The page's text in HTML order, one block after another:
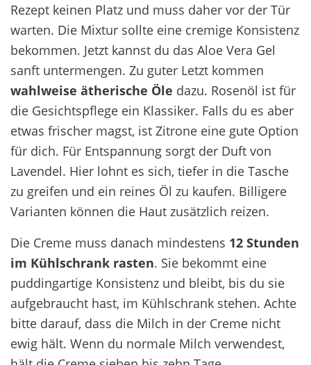
Rezept keinen Platz und muss daher vor der Tür
warten. Die Mixtur sollte eine cremige Konsistenz
bekommen. Jetzt kannst du das Aloe Vera Gel
sanft untermengen. Zu guter Letzt kommen
wahlweise ätherische Öle dazu. Rosenöl ist für
die Gesichtspflege ein Klassiker. Falls du es aber
etwas frischer magst, ist Zitrone eine gute Option
für dich. Für Entspannung sorgt der Duft von
Lavendel. Hier lohnt es sich, tiefer in die Tasche
zu greifen und ein reines Öl zu kaufen. Billigere
Varianten können die Haut zusätzlich reizen.
Die Creme muss danach mindestens 12 Stunden
im Kühlschrank rasten. Sie bekommt eine
puddingartige Konsistenz und bleibt, bis du sie
aufgebraucht hast, im Kühlschrank stehen. Achte
bitte darauf, dass die Milch in der Creme nicht
ewig hält. Wenn du normale Milch verwendest,